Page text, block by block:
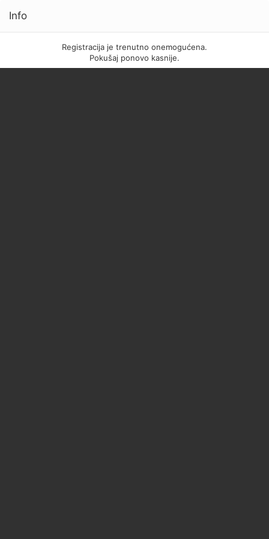
Info
Registracija je trenutno onemogućena.
Pokušaj ponovo kasnije.